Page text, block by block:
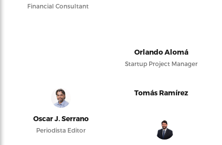
Financial Consultant
Orlando Alomá
Startup Project Manager
Oscar J. Serrano
Periodista Editor
Tomás Ramírez